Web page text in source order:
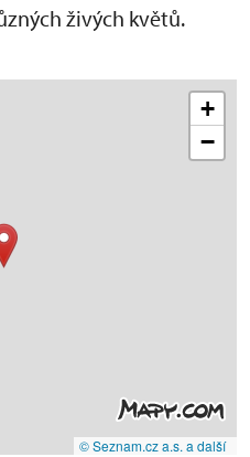
živých květů.
+
−
© Seznam.cz a.s. a další